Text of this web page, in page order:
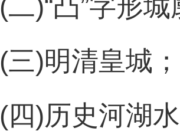
(二)“凸”字形
(三)明清皇城；
(四)历史河湖